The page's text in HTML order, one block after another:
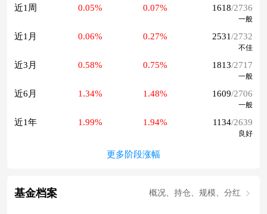
近1周 0.05% 0.07% 1618/2736
一般
近1月 0.06% 0.27% 2531/2732
不佳
近3月 0.58% 0.75% 1813/2717
一般
近6月 1.34% 1.48% 1609/2706
一般
近1年 1.99% 1.94% 1134/2639
良好
更多阶段涨幅
基金档案 概况、持仓、规模、分红